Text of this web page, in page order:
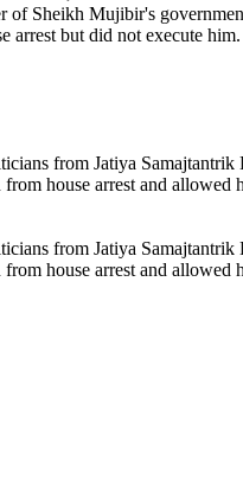
of Sheikh Mujibir's
but did not execute
from Jatiya
house arrest and allowed
from Jatiya
house arrest and allowed